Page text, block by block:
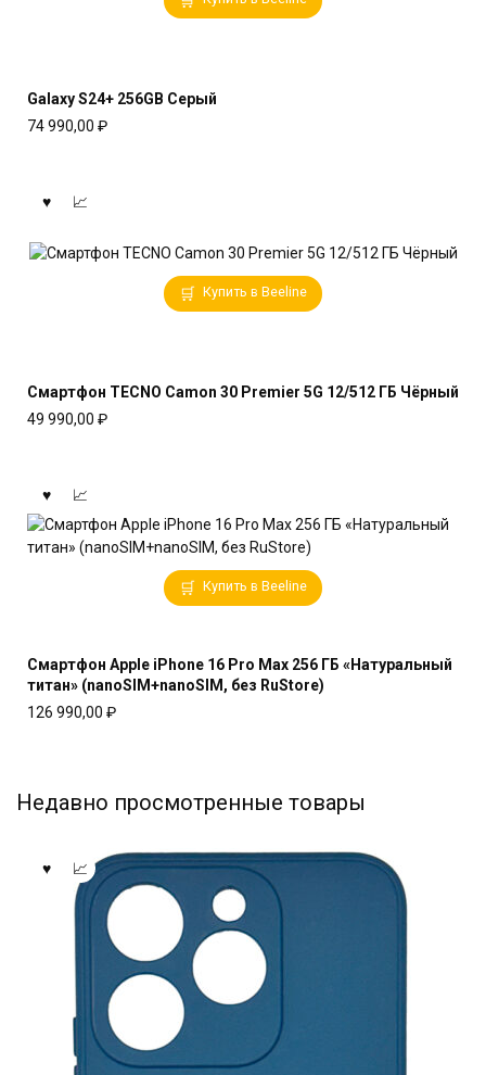
Galaxy S24+ 256GB Серый
74 990,00 ₽
Купить в Beeline
Смартфон TECNO Camon 30 Premier 5G 12/512 ГБ Чёрный
49 990,00 ₽
Купить в Beeline
Смартфон Apple iPhone 16 Pro Max 256 ГБ «Натуральный
титан» (nanoSIM+nanoSIM, без RuStore)
126 990,00 ₽
Недавно просмотренные товары